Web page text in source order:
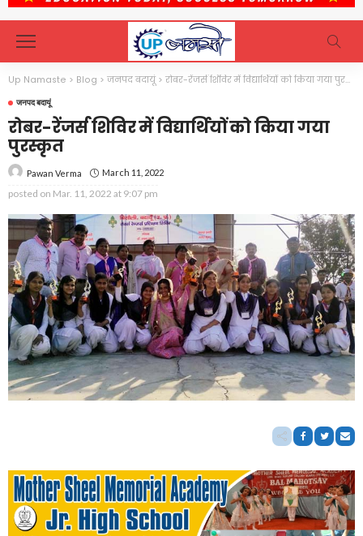
Up Namaste > Blog > जनपद बदायूं> रोबर-रेंजर्स शिविर में विद्यार्थियों को किया गया पुरस्कृत
जनपद बदायूं
रोबर-रेंजर्स शिविर में विद्यार्थियों को किया गया
पुरस्कृत
Pawan Verma March 11, 2022
posted on Mar. 11, 2022 at 9:07 pm